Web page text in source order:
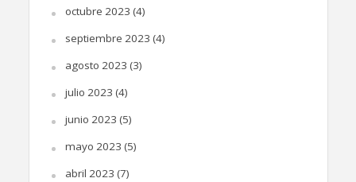
octubre 2023 (4)
septiembre 2023 (4)
agosto 2023 (3)
julio 2023 (4)
junio 2023 (5)
mayo 2023 (5)
abril 2023 (7)